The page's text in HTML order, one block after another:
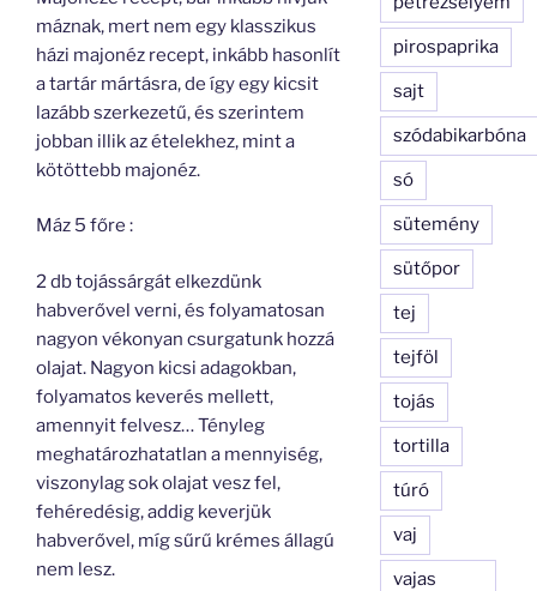
máznak, mert nem egy klasszikus
házi majonéz recept, inkább hasonlít
a tartár mártásra, de így egy kicsit
lazább szerkezetű, és szerintem
jobban illik az ételekhez, mint a
kötöttebb majonéz.
Máz 5 főre :
2 db tojássárgát elkezdünk
habverővel verni, és folyamatosan
nagyon vékonyan csurgatunk hozzá
olajat. Nagyon kicsi adagokban,
folyamatos keverés mellett,
amennyit felvesz… Tényleg
meghatározhatatlan a mennyiség,
viszonylag sok olajat vesz fel,
fehéredésig, addig keverjük
habverővel, míg sűrű krémes állagú
nem lesz.
pirospaprika
sajt
szódabikarbóna
só
sütemény
sütőpor
tej
tejföl
tojás
tortilla
túró
vaj
vajas